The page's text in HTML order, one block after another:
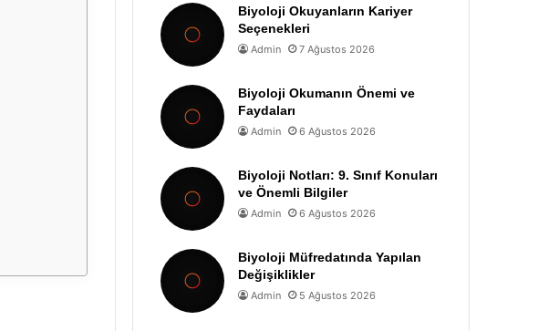
Biyoloji Okuyanların Kariyer
Seçenekleri
Admin 7 Ağustos 2026
Biyoloji Okumanın Önemi ve
Faydaları
Admin 6 Ağustos 2026
Biyoloji Notları: 9. Sınıf Konuları
ve Önemli Bilgiler
Admin 6 Ağustos 2026
Biyoloji Müfredatında Yapılan
Değişiklikler
Admin 5 Ağustos 2026